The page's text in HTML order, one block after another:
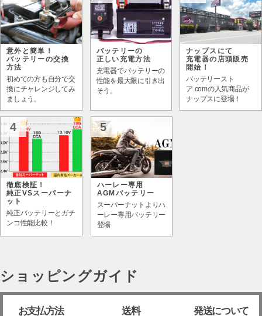
意外と簡単！
バッテリーの交換
方法
初めての方も自分で交
換にチャレンジしてみ
ましょう。
バッテリーの
正しい充電方法
充電器でバッテリーの
性能を最大限に引き出
そう。
ナップスにて
充電器の店頭販売
開始！
バッテリースト
ア.comの人気商品が
ナップスに登場！
4
徹底検証！
純正VSスーパーナ
ット
純正バッテリーとガチ
ンコ性能比較！
5
ハーレー専用
AGMバッテリー
スーパーナットよりハ
ーレー専用バッテリー
登場
ショッピングガイド
お支払方法 送料 発送について